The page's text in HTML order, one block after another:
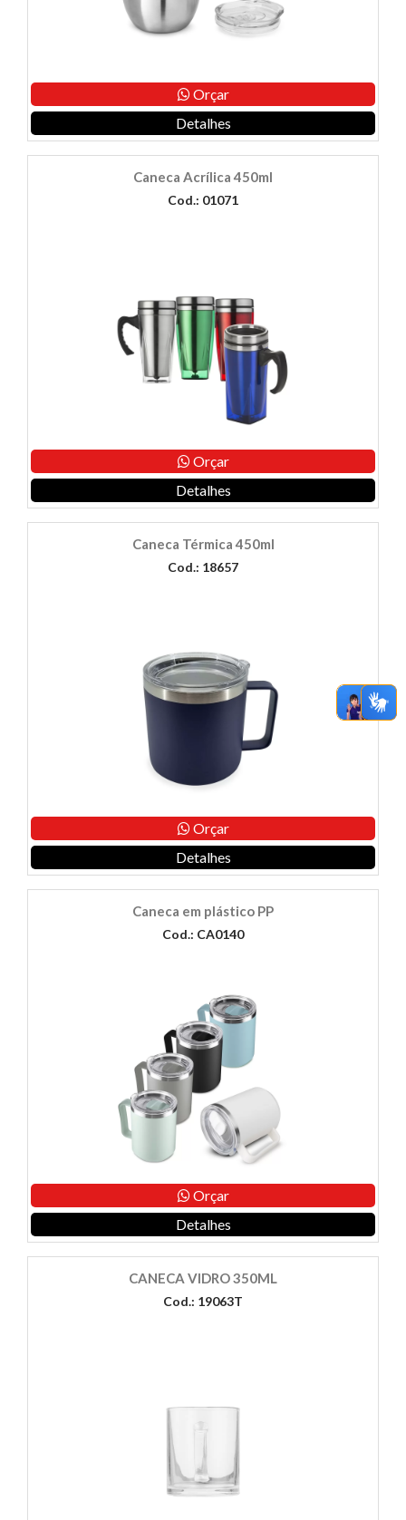
Orçar
Detalhes
Caneca Acrílica 450ml
Cod.: 01071
Orçar
Detalhes
Caneca Térmica 450ml
Cod.: 18657
Orçar
Detalhes
Caneca em plástico PP
Cod.: CA0140
Orçar
Detalhes
CANECA VIDRO 350ML
Cod.: 19063T